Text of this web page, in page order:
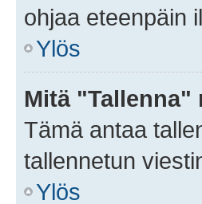
ohjaa eteenpäin
Ylös
Mitä "Tallenna"
Tämä antaa
tallennetun
Ylös